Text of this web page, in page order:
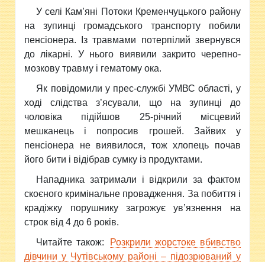
У селі Кам’яні Потоки Кременчуцького району
на зупинці громадського транспорту побили
пенсіонера. Із травмами потерпілий звернувся
до лікарні. У нього виявили закрито черепно-
мозкову травму і гематому ока.
Як повідомили у прес-службі УМВС області, у
ході слідства з’ясували, що на зупинці до
чоловіка підійшов 25-річний місцевий
мешканець і попросив грошей. Зайвих у
пенсіонера не виявилося, тож хлопець почав
його бити і відібрав сумку із продуктами.
Нападника затримали і відкрили за фактом
скоєного кримінальне провадження. За побиття і
крадіжку порушнику загрожує ув’язнення на
строк від 4 до 6 років.
Читайте також:
Розкрили жорстоке вбивство
дівчини у Чутівському районі – підозрюваний у